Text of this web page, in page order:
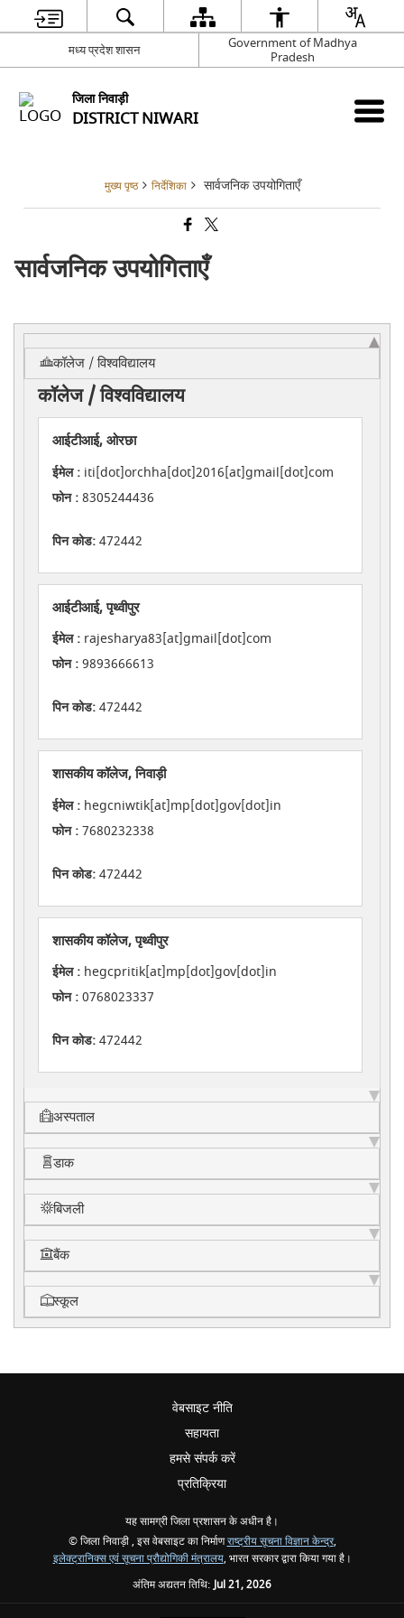
मध्य प्रदेश शासन
Government of Madhya
Pradesh
जिला निवाड़ी
DISTRICT NIWARI
मुख्य पृष्ठ निर्देशिका सार्वजनिक उपयोगिताएँ
सार्वजनिक उपयोगिताएँ
कॉलेज / विश्वविद्यालय
कॉलेज / विश्वविद्यालय
आईटीआई, ओरछा
ईमेल : iti[dot]orchha[dot]2016[at]gmail[dot]com
फोन :8305244436
पिन कोड:472442
आईटीआई, पृथ्वीपुर
ईमेल : rajesharya83[at]gmail[dot]com
फोन :9893666613
पिन कोड:472442
शासकीय कॉलेज, निवाड़ी
ईमेल : hegcniwtik[at]mp[dot]gov[dot]in
फोन :7680232338
पिन कोड:472442
शासकीय कॉलेज, पृथ्वीपुर
ईमेल : hegcpritik[at]mp[dot]gov[dot]in
फोन :0768023337
पिन कोड:472442
अस्पताल
डाक
बिजली
बैंक
स्कूल
वेबसाइट नीति
सहायता
हमसे संपर्क करें
प्रतिक्रिया
यह सामग्री जिला प्रशासन के अधीन है।
© जिला निवाड़ी , इस वेबसाइट का निर्माणराष्ट्रीय सूचना विज्ञान केन्द्र,
इलेक्ट्रानिक्स एवं सूचना प्रौद्योगिकी मंत्रालय, भारत सरकार द्वारा किया गया है।
अंतिम अद्यतन तिथि:Jul 21, 2026